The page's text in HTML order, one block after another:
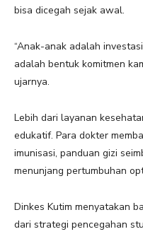
bisa dicegah sejak awal.
“Anak-anak adalah
adalah bentuk komitmen
ujarnya.
Lebih dari layanan
edukatif. Para dokter
imunisasi, panduan gizi
menunjang pertumbuhan
Dinkes Kutim menyatakan
dari strategi pencegahan